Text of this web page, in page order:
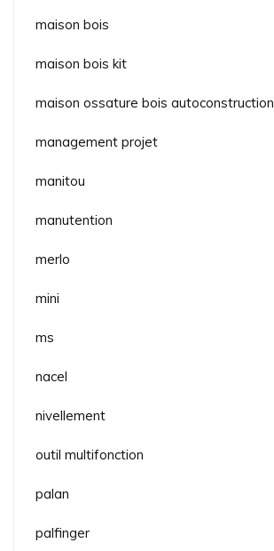
maison bois
maison bois kit
maison ossature bois autoconstruction
management projet
manitou
manutention
merlo
mini
ms
nacel
nivellement
outil multifonction
palan
palfinger